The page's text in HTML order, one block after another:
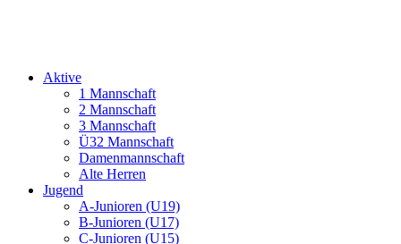
Aktive
1 Mannschaft
2 Mannschaft
3 Mannschaft
Ü32 Mannschaft
Damenmannschaft
Alte Herren
Jugend
A-Junioren (U19)
B-Junioren (U17)
C-Junioren (U15)